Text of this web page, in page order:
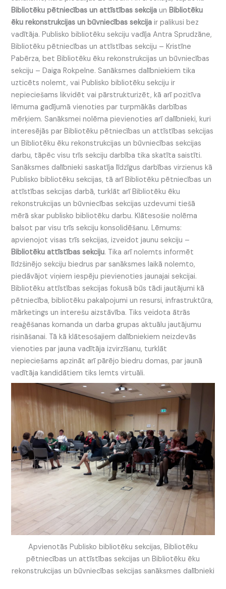
Bibliotēku pētniecības un attīstības sekcija un Bibliotēku
ēku rekonstrukcijas un būvniecības sekcija ir palikusi bez
vadītāja. Publisko bibliotēku sekciju vadīja Antra Sprudzāne,
Bibliotēku pētniecības un attīstības sekciju – Kristīne
Pabērza, bet Bibliotēku ēku rekonstrukcijas un būvniecības
sekciju – Daiga Rokpelne. Sanāksmes dalībniekiem tika
uzticēts nolemt, vai Publisko bibliotēku sekciju ir
nepieciešams likvidēt vai pārstrukturizēt, kā arī pozitīva
lēmuma gadījumā vienoties par turpmākās darbības
mērķiem. Sanāksmei nolēma pievienoties arī dalībnieki, kuri
interesējās par Bibliotēku pētniecības un attīstības sekcijas
un Bibliotēku ēku rekonstrukcijas un būvniecības sekcijas
darbu, tāpēc visu trīs sekciju darbība tika skatīta saistīti.
Sanāksmes dalībnieki saskatīja līdzīgus darbības virzienus kā
Publisko bibliotēku sekcijas, tā arī Bibliotēku pētniecības un
attīstības sekcijas darbā, turklāt arī Bibliotēku ēku
rekonstrukcijas un būvniecības sekcijas uzdevumi tiešā
mērā skar publisko bibliotēku darbu. Klātesošie nolēma
balsot par visu trīs sekciju konsolidēšanu. Lēmums:
apvienojot visas trīs sekcijas, izveidot jaunu sekciju –
Bibliotēku attīstības sekciju. Tika arī nolemts informēt
līdzšinējo sekciju biedrus par sanāksmes laikā nolemto,
piedāvājot viņiem iespēju pievienoties jaunajai sekcijai.
Bibliotēku attīstības sekcijas fokusā būs tādi jautājumi kā
pētniecība, bibliotēku pakalpojumi un resursi, infrastruktūra,
mārketings un interešu aizstāvība. Tiks veidota ātrās
reaģēšanas komanda un darba grupas aktuālu jautājumu
risināšanai. Tā kā klātesošajiem dalībniekiem neizdevās
vienoties par jauna vadītāja izvirzīšanu, turklāt
nepieciešams apzināt arī pārējo biedru domas, par jaunā
vadītāja kandidātiem tiks lemts virtuāli.
Apvienotās Publisko bibliotēku sekcijas, Bibliotēku
pētniecības un attīstības sekcijas un Bibliotēku ēku
rekonstrukcijas un būvniecības sekcijas sanāksmes dalībnieki